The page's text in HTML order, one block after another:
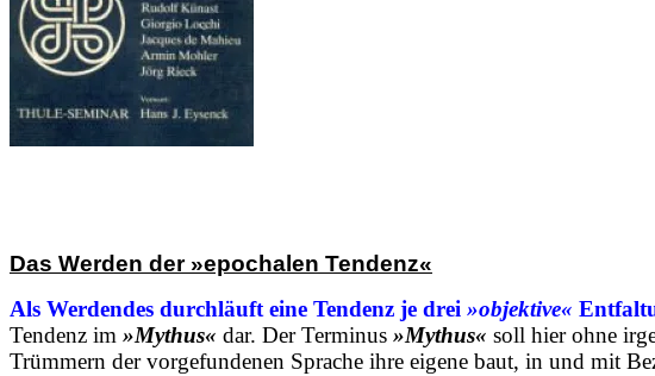
Das Werden der »epochalen Tendenz«
Als Werdendes durchläuft eine Tendenz je drei »objektive«
Tendenz im »Mythus« dar. Der Terminus »Mythus« soll hier ohne
Trümmern der vorgefundenen Sprache ihre eigene baut, in und mit